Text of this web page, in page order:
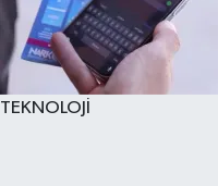
TEKNOLOJİ